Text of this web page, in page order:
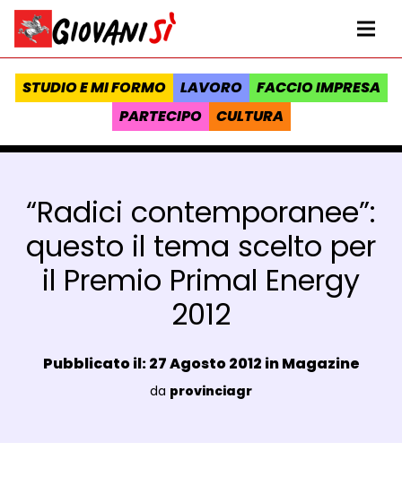
Vai al contenuto
Homepage Giovanisì - Progetto della Regione Toscana
STUDIO E MI FORMO LAVORO
FACCIO IMPRESA
PARTECIPO
CULTURA
“Radici contemporanee”:
questo il tema scelto per
il Premio Primal Energy
2012
Data e ora:
Pubblicato il: 27 Agosto 2012 inMagazine
Luogo:
da provinciagr